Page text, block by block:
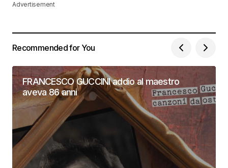
Advertisement
Recommended for You
FRANCESCO GUCCINI addio al maestro
aveva 86 anni